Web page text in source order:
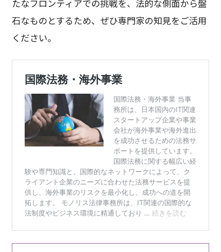
たなフロンティアでの挑戦を、法的な側面から盤
石なものとするため、ぜひ専門家の知見をご活用
ください。